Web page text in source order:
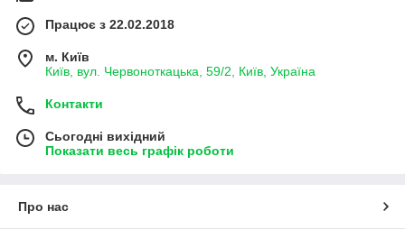
Працює з 22.02.2018
м. Київ
Київ, вул. Червоноткацька, 59/2, Київ, Україна
Контакти
Сьогодні вихідний
Показати весь графік роботи
Про нас